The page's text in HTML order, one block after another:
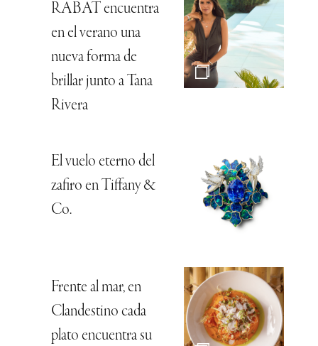
RABAT encuentra
en el verano una
nueva forma de
brillar junto a Tana
Rivera
El vuelo eterno del
zafiro en Tiffany &
Co.
Frente al mar, en
Clandestino cada
plato encuentra su